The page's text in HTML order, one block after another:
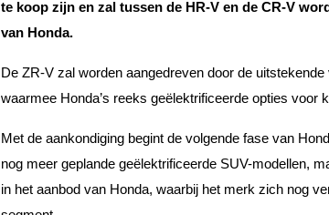
te koop zijn en zal tussen de HR-V en de CR-V
van Honda.
De ZR-V zal worden aangedreven door de
waarmee Honda’s reeks geëlektrificeerde opties voor
Met de aankondiging begint de volgende fase van
nog meer geplande geëlektrificeerde SUV-modellen,
in het aanbod van Honda, waarbij het merk zich nog